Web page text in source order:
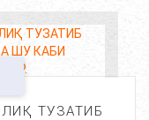
ТУЗАТИБ